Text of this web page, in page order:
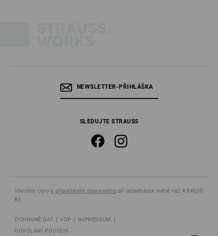
NEWSLETTER-PŘIHLÁŠKA
SLEDUJTE STRAUSS
Všechny ceny s připočtením dopravnéhopři objednávce méně než 4 840,00
Kč.
OCHRANĚ DAT VOP
IMPRESSUM
ODVOLÁNÍ POUCENÍ